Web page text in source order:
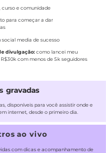
curso e comunidade
para começar a dar
media de sucesso
divulgação:como lancei meu
com menos de 5k seguidores
gravadas
disponíveis para você assistir onde e
internet, desde o primeiro dia.
ao vivo
com dicas e acompanhamento de